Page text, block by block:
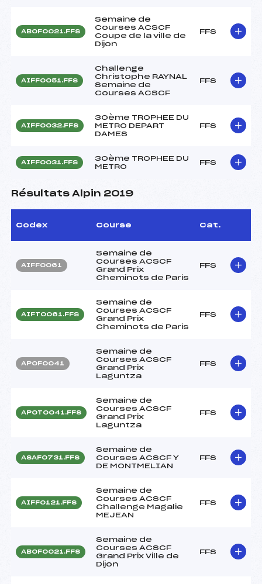
ABOF0021.FFS
Semaine de
Courses ACSCF
Coupe de la ville de
Dijon
FFS
AIFF0051.FFS
Challenge
Christophe RAYNAL
Semaine de
Courses ACSCF
FFS
AIFF0032.FFS
30ème TROPHEE DU
METRO DEPART
DAMES
FFS
AIFF0031.FFS
30ème TROPHEE DU
METRO
FFS
Résultats Alpin 2019
Codex Course Cat.
AIFF0061
Semaine de
Courses ACSCF
Grand Prix
Cheminots de Paris
FFS
AIFT0061.FFS
Semaine de
Courses ACSCF
Grand Prix
Cheminots de Paris
FFS
APOF0041
Semaine de
Courses ACSCF
Grand Prix
Laguntza
FFS
APOT0041.FFS
Semaine de
Courses ACSCF
Grand Prix
Laguntza
FFS
ASAF0731.FFS
Semaine de
Courses ACSCF Y
DE MONTMELIAN
FFS
AIFF0121.FFS
Semaine de
Courses ACSCF
Challenge Magalie
MEJEAN
FFS
ABOF0021.FFS
Semaine de
Courses ACSCF
Grand Prix Ville de
Dijon
FFS